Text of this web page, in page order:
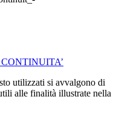
utilizzati si avvalgono di
alle finalità illustrate nella